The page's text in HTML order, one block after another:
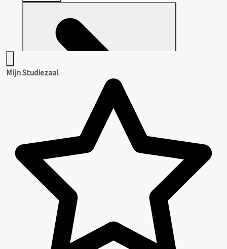
Archief van het Gemeentebestuur van Tiel
Mijn Studiezaal